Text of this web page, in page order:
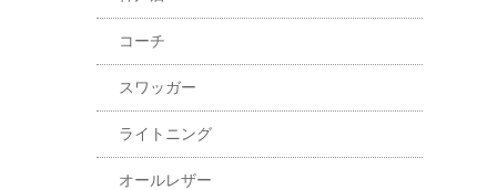
コーチ
スワッガー
ライトニング
オールレザー